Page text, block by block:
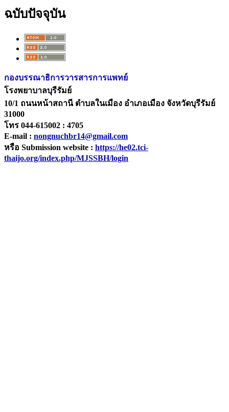
ฉบับปัจจุบัน
กองบรรณาธิการวารสารการแพทย์
โรงพยาบาลบุรีรัมย์
10/1 ถนนหน้าสถานี ตำบลในเมือง อำเภอเมือง จังหวัดบุรีรัมย์
31000
โทร 044-615002 : 4705
E-mail : nongnuchbr14@gmail.com
หรือ Submission website : https://he02.tci-
thaijo.org/index.php/MJSSBH/login